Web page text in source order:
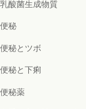
乳酸菌生成物質
便秘
便秘とツボ
便秘と下痢
便秘薬